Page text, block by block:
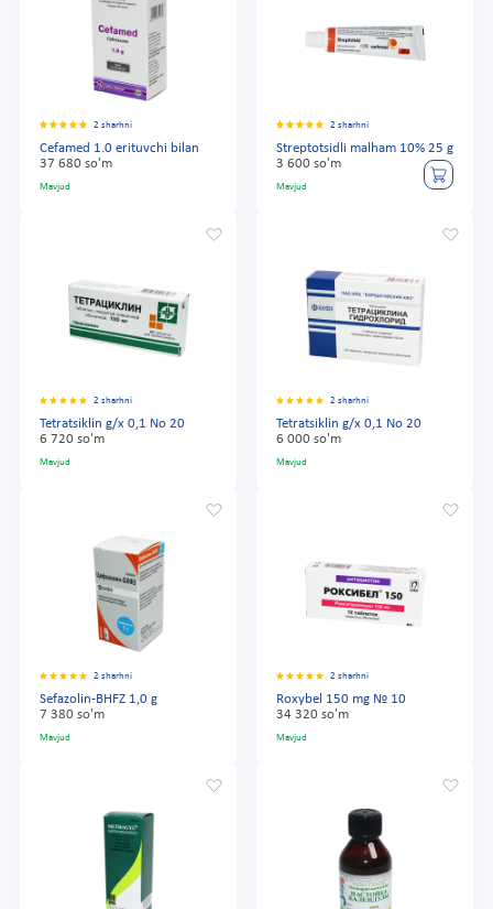
2 sharhni
Cefamed 1.0 erituvchi bilan
37 680 so'm
Mavjud
2 sharhni
Streptotsidli malham 10% 25 g
3 600 so'm
Mavjud
2 sharhni
Tetratsiklin g/x 0,1 No 20
6 720 so'm
Mavjud
2 sharhni
Tetratsiklin g/x 0,1 No 20
6 000 so'm
Mavjud
2 sharhni
Sefazolin-BHFZ 1,0 g
7 380 so'm
Mavjud
2 sharhni
Roxybel 150 mg № 10
34 320 so'm
Mavjud